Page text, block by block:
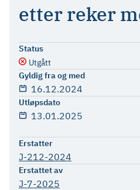
etter reker
Status
Utgått
Gyldig fra og med
16.12.2024
Utløpsdato
13.01.2025
Erstatter
J-212-2024
Erstattet av
J-7-2025